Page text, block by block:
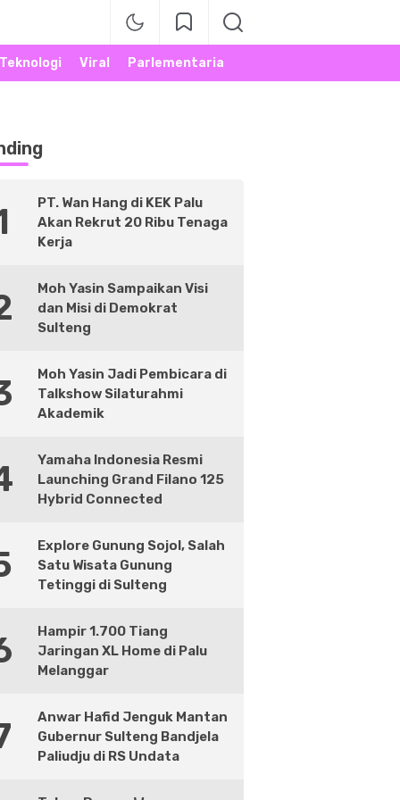
Viral Parlementaria
PT. Wan Hang di KEK Palu
Akan Rekrut 20 Ribu Tenaga
Kerja
Moh Yasin Sampaikan Visi
dan Misi di Demokrat
Sulteng
Moh Yasin Jadi Pembicara di
Talkshow Silaturahmi
Akademik
Yamaha Indonesia Resmi
Launching Grand Filano 125
Hybrid Connected
Explore Gunung Sojol, Salah
Satu Wisata Gunung
Tetinggi di Sulteng
Hampir 1.700 Tiang
Jaringan XL Home di Palu
Melanggar
Anwar Hafid Jenguk Mantan
Gubernur Sulteng Bandjela
Paliudju di RS Undata